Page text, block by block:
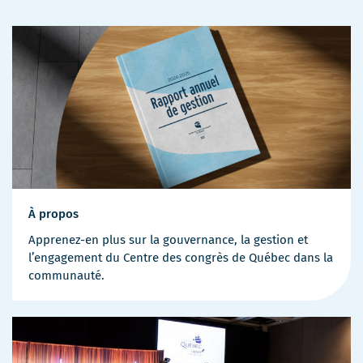
À propos
Apprenez-en plus sur la gouvernance, la gestion et
l’engagement du Centre des congrès de Québec dans la
communauté.